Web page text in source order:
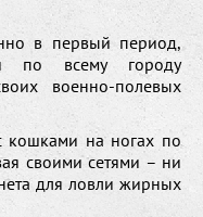
в первый период,
по всему городу
военно-полевых
кошками на ногах по
своими сетями – ни
для ловли жирных